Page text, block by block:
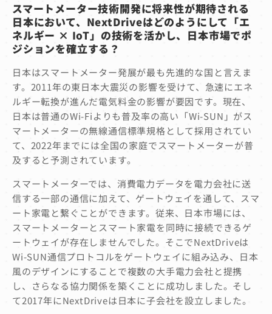
スマートメーター技術開発に将来性が期待される
日本において、 NextDriveはどのようにして「エ
ネルギー × IoT」の技術を活かし、日本市場でポ
ジションを確立する？
日本はスマートメーター発展が最も先進的な国と言えま
す。2011年の東日本大震災の影響を受けて、急速にエネ
ルギー転換が進んだ電気料金の影響が要因です。現在、
日本は普通のWi-Fiよりも普及率の高い「Wi-SUN」がス
マートメーターの無線通信標準規格として採用されてい
て、2022年までには全国の家庭でスマートメーターが普
及すると予測されています。
スマートメーターでは、消費電力データを電力会社に送
信する一部の通信に加えて、ゲートウェイを通して、スマ
ート家電と繋ぐことができます。従来、日本市場には、
スマートメーターとスマート家電を同時に接続できるゲ
ートウェイが存在しませんでした。そこでNextDriveは
Wi-SUN通信プロトコルをゲートウェイに組み込み、日本
風のデザインにすることで複数の大手電力会社と提携
し、さらなる協力関係を築くことに成功しました。そし
て2017年にNextDriveは日本に子会社を設立しました。